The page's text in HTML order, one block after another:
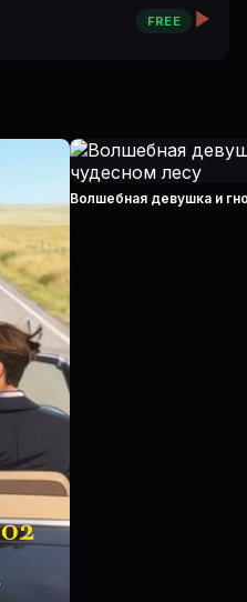
FREE
Волшебная девушка и